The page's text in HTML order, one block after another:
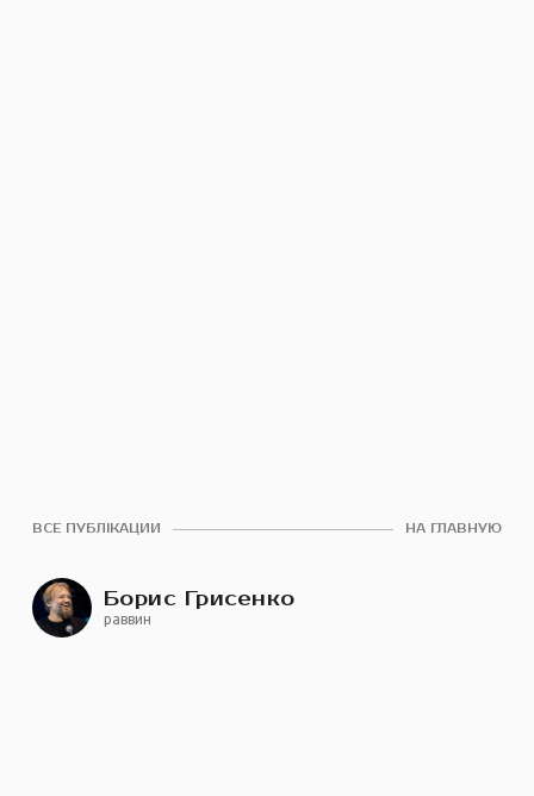
ВСЕ ПУБЛІКАЦИИ НА ГЛАВНУЮ
Борис Грисенко
раввин